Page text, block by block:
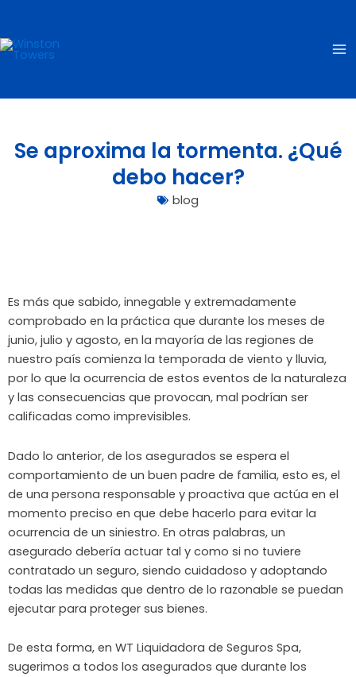
contenido
Se aproxima la tormenta. ¿Qué
debo hacer?
blog
Es más que sabido, innegable y extremadamente
comprobado en la práctica que durante los meses de
junio, julio y agosto, en la mayoría de las regiones de
nuestro país comienza la temporada de viento y lluvia,
por lo que la ocurrencia de estos eventos de la naturaleza
y las consecuencias que provocan, mal podrían ser
calificadas como imprevisibles.
Dado lo anterior, de los asegurados se espera el
comportamiento de un buen padre de familia, esto es, el
de una persona responsable y proactiva que actúa en el
momento preciso en que debe hacerlo para evitar la
ocurrencia de un siniestro. En otras palabras, un
asegurado debería actuar tal y como si no tuviere
contratado un seguro, siendo cuidadoso y adoptando
todas las medidas que dentro de lo razonable se puedan
ejecutar para proteger sus bienes.
De esta forma, en WT Liquidadora de Seguros Spa,
sugerimos a todos los asegurados que durante los